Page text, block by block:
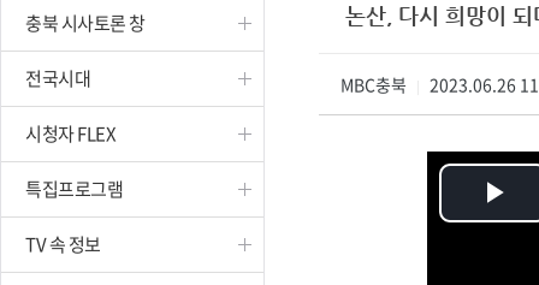
충북 시사토론 창
전국시대
시청자 FLEX
특집프로그램
TV 속 정보
논산, 다시 희망이 되
MBC충북 2023.06.26